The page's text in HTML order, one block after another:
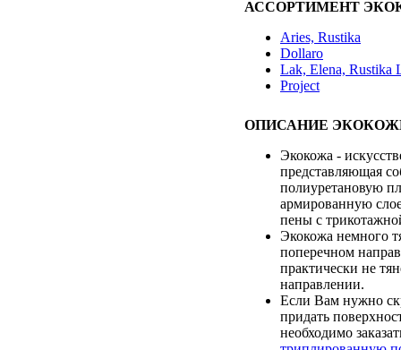
АССОРТИМЕНТ
Aries, Rustika
Dollaro
Lak, Elena, Rustika
Project
ОПИСАНИЕ
Экокожа -
представляющая
полиуретановую
армированную
пены с
Экокожа немного
поперечном
практически не
направлении.
Если Вам нужно
придать
необходимо